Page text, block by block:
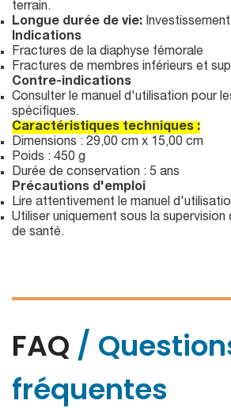
terrain.
Longue durée de vie:
Indications
Fractures de la diaphyse fémorale
Fractures de membres inférieurs et
Contre-indications
Consulter le manuel d'utilisation pour
spécifiques.
Caractéristiques techniques :
Dimensions : 29,00 cm x 15,00 cm
Poids : 450 g
Durée de conservation : 5 ans
Précautions d'emploi
Lire attentivement le manuel
Utiliser uniquement sous la
de santé.
FAQ /
fréquentes